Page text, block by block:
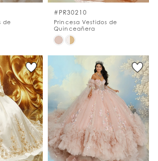
de
#PR30210
Princesa Vestidos de
Quinceañera
Skip
#15e142a41e
to
end